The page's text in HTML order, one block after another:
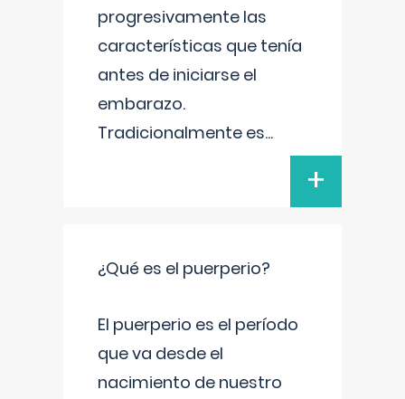
progresivamente las
características que tenía
antes de iniciarse el
embarazo.
Tradicionalmente es...
+
¿Qué es el puerperio?
El puerperio es el período
que va desde el
nacimiento de nuestro